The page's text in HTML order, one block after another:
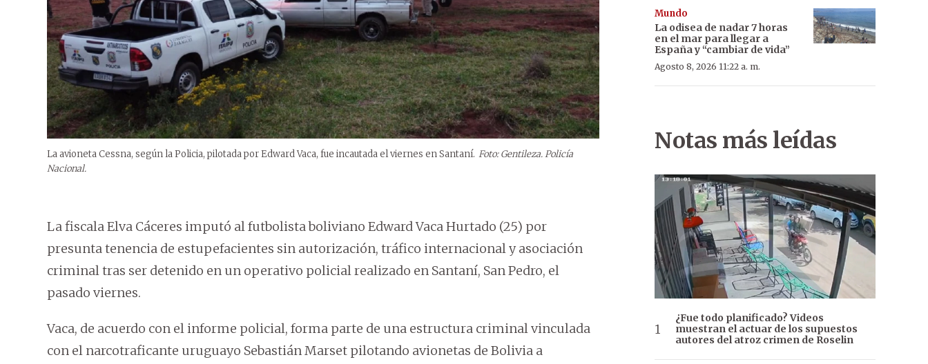
La avioneta Cessna, según la Policia, pilotada por Edward Vaca, fue incautada el viernes en Santaní. Foto: Gentileza. Policía
Nacional.
La fiscala Elva Cáceres imputó al futbolista boliviano Edward Vaca Hurtado (25) por
presunta tenencia de estupefacientes sin autorización, tráfico internacional y asociación
criminal tras ser detenido en un operativo policial realizado en Santaní, San Pedro, el
pasado viernes.
Vaca, de acuerdo con el informe policial, forma parte de una estructura criminal vinculada
con el narcotraficante uruguayo Sebastián Marset pilotando avionetas de Bolivia a
Mundo
La odisea de nadar 7 horas
en el mar para llegar a
España y “cambiar de vida”
Agosto 8, 2026 11:22 a. m.
Notas más leídas
¿Fue todo planificado? Videos
muestran el actuar de los supuestos
autores del atroz crimen de Roselin